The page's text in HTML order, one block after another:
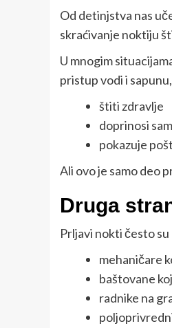
Od detinjstva nas
skraćivanje noktiju
U mnogim
pristup vodi i
štiti zdravlje
doprinosi
pokazuje
Ali ovo je samo deo
Druga
Prljavi nokti često
mehaničare
baštovane
radnike na